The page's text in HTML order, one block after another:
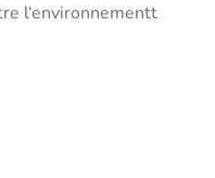
l‘environnementt